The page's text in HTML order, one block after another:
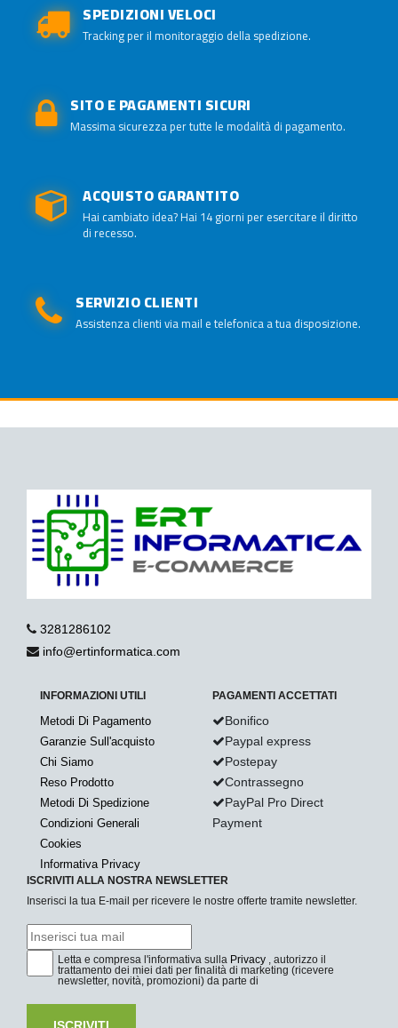
SPEDIZIONI VELOCI
Tracking per il monitoraggio della spedizione.
SITO E PAGAMENTI SICURI
Massima sicurezza per tutte le modalità di pagamento.
ACQUISTO GARANTITO
Hai cambiato idea? Hai 14 giorni per esercitare il diritto
di recesso.
SERVIZIO CLIENTI
Assistenza clienti via mail e telefonica a tua disposizione.
3281286102
info@ertinformatica.com
INFORMAZIONI UTILI
Metodi Di Pagamento
Garanzie Sull'acquisto
Chi Siamo
Reso Prodotto
Metodi Di Spedizione
Condizioni Generali
Cookies
Informativa Privacy
PAGAMENTI ACCETTATI
Bonifico
Paypal express
Postepay
Contrassegno
PayPal Pro Direct
Payment
ISCRIVITI ALLA NOSTRA NEWSLETTER
Inserisci la tua E-mail per ricevere le nostre offerte tramite newsletter.
Letta e compresa l'informativa sulla Privacy , autorizzo il
trattamento dei miei dati per finalità di marketing (ricevere
newsletter, novità, promozioni) da parte di